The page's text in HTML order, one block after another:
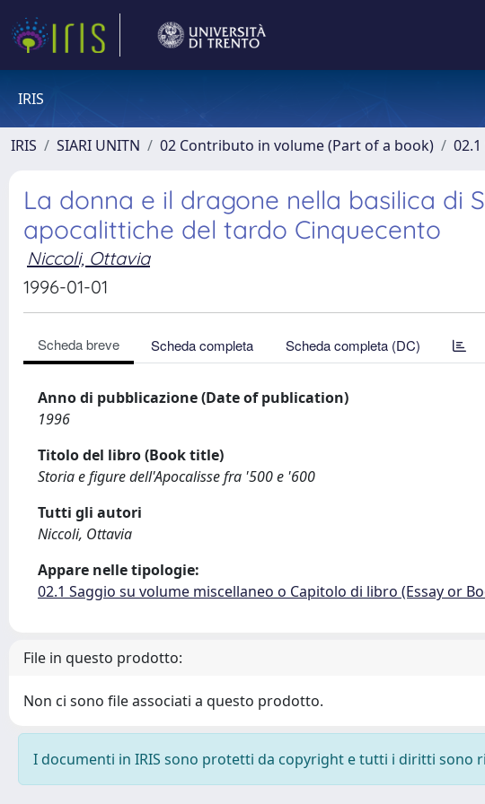
IRIS
IRIS SIARI UNITN 02 Contributo in volume (Part of a book)
La donna e il dragone nella basilica di
apocalittiche del tardo Cinquecento
Niccoli, Ottavia
1996-01-01
Scheda breve Scheda completa Scheda completa (DC)
Anno di pubblicazione (Date of publication)
1996
Titolo del libro (Book title)
Storia e figure dell'Apocalisse fra '500 e '600
Tutti gli autori
Niccoli, Ottavia
Appare nelle tipologie:
02.1 Saggio su volume miscellaneo o Capitolo di libro (Essay or
File in questo prodotto:
Non ci sono file associati a questo prodotto.
I documenti in IRIS sono protetti da copyright e tutti i diritti sono